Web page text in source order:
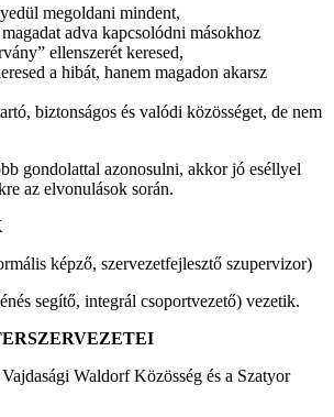
megoldani mindent,
adva kapcsolódni másokhoz
ellenszerét keresed,
a hibát, hanem magadon akarsz
biztonságos és valódi közösséget, de nem
gondolattal azonosulni, akkor jó eséllyel
az elvonulások során.
képző, szervezetfejlesztő szupervizor)
segítő, integrál csoportvezető) vezetik.
Waldorf Közösség és a Szatyor